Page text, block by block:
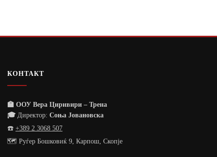
КОНТАКТ
🏫 ООУ Вера Циривири – Трена
🎓 Директор: Соња Јовановска
☎️ +389 2 3068 507
🗺️ Руѓер Бошковиќ 9, Карпош, Скопје